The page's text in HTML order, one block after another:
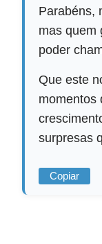
Parabéns,
mas quem
poder
Que este
momentos
surpresas
Copiar